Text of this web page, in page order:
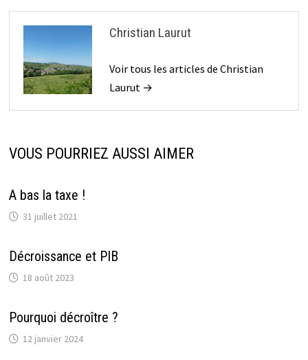
Christian Laurut
Voir tous les articles de Christian
Laurut →
VOUS POURRIEZ AUSSI AIMER
A bas la taxe !
31 juillet 2021
Décroissance et PIB
18 août 2023
Pourquoi décroître ?
12 janvier 2024